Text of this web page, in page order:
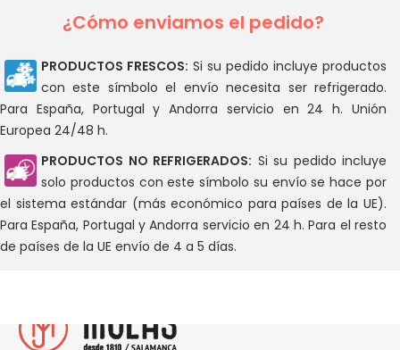
¿Cómo enviamos el pedido?
PRODUCTOS FRESCOS: Si su pedido incluye productos
con este símbolo el envío necesita ser refrigerado.
Para España, Portugal y Andorra servicio en 24 h. Unión
Europea 24/48 h.
PRODUCTOS NO REFRIGERADOS: Si su pedido incluye
solo productos con este símbolo su envío se hace por
el sistema estándar (más económico para países de la UE).
Para España, Portugal y Andorra servicio en 24 h. Para el resto
de países de la UE envío de 4 a 5 días.